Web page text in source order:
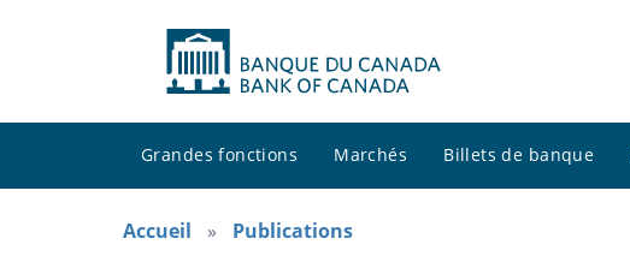
Grandes fonctions Marchés Billets de banque
Accueil Publications